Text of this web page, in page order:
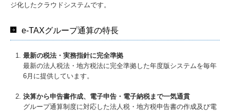
ジ化したクラウドシステムです。
e-TAXグループ通算の特長
最新の税法・実務指針に完全準拠
最新の法人税法・地方税法に完全準拠した年度版システムを毎年
6月に提供しています。
決算から申告書作成、電子申告・電子納税まで一気通貫
グループ通算制度に対応した法人税・地方税申告書の作成及び電